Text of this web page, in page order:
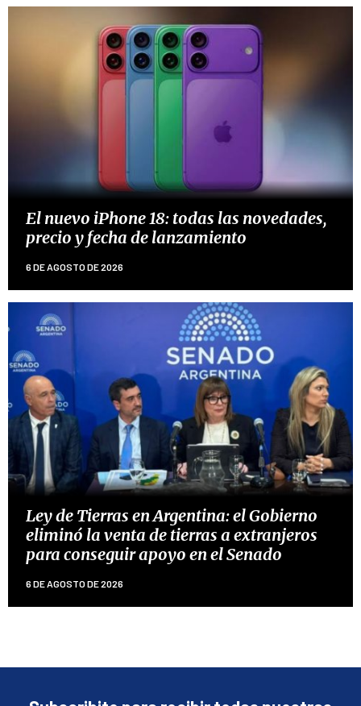
El nuevo iPhone 18: todas las novedades,
precio y fecha de lanzamiento
6 DE AGOSTO DE 2026
Ley de Tierras en Argentina: el Gobierno
eliminó la venta de tierras a extranjeros
para conseguir apoyo en el Senado
6 DE AGOSTO DE 2026